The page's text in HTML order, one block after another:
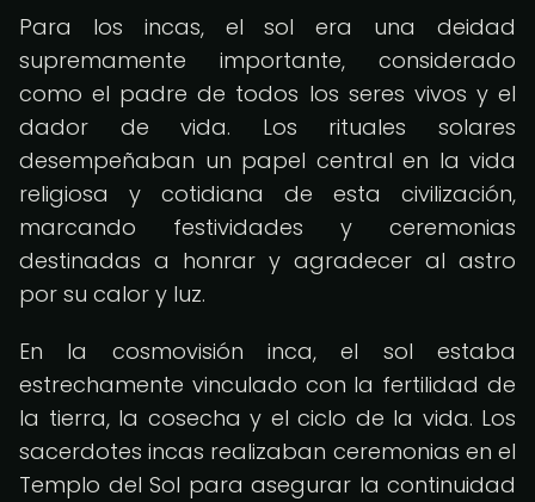
Para los incas, el sol era una deidad
supremamente importante, considerado
como el padre de todos los seres vivos y el
dador de vida. Los rituales solares
desempeñaban un papel central en la vida
religiosa y cotidiana de esta civilización,
marcando festividades y ceremonias
destinadas a honrar y agradecer al astro
por su calor y luz.
En la cosmovisión inca, el sol estaba
estrechamente vinculado con la fertilidad de
la tierra, la cosecha y el ciclo de la vida. Los
sacerdotes incas realizaban ceremonias en el
Templo del Sol para asegurar la continuidad